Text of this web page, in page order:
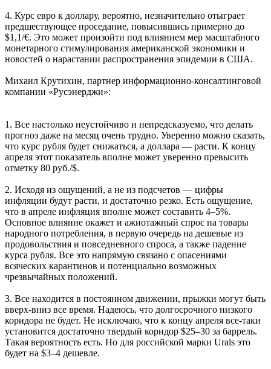
4. Курс евро к доллару, вероятно, незначительно отыграет
предшествующее проседание, повысившись примерно до
$1,1/€. Это может произойти под влиянием мер масштабного
монетарного стимулирования американской экономики и
новостей о нарастании распространения эпидемии в США.
Михаил Крутихин, партнер информационно-консалтинговой
компании «Русэнерджи»:
1. Все настолько неустойчиво и непредсказуемо, что делать
прогноз даже на месяц очень трудно. Уверенно можно сказать,
что курс рубля будет снижаться, а доллара — расти. К концу
апреля этот показатель вполне может уверенно превысить
отметку 80 руб./$.
2. Исходя из ощущений, а не из подсчетов — цифры
инфляции будут расти, и достаточно резко. Есть ощущение,
что в апреле инфляция вполне может составить 4–5%.
Основное влияние окажет и ажиотажный спрос на товары
народного потребления, в первую очередь на дешевые из
продовольствия и повседневного спроса, а также падение
курса рубля. Все это напрямую связано с опасениями
всяческих карантинов и потенциально возможных
чрезвычайных положений.
3. Все находится в постоянном движении, прыжки могут быть
вверх-вниз все время. Надеюсь, что долгосрочного низкого
коридора не будет. Не исключаю, что к концу апреля все-таки
установится достаточно твердый коридор $25–30 за баррель.
Такая вероятность есть. Но для российской марки Urals это
будет на $3–4 дешевле.